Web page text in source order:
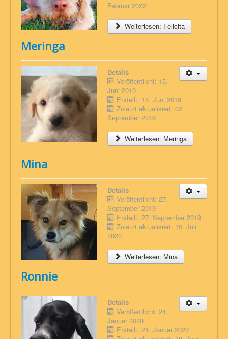
Februar 2022
Weiterlesen: Felicita
Meringa
Details
Veröffentlicht: 15.
Juni 2019
Erstellt: 15. Juni 2019
Zuletzt aktualisiert: 02.
September 2019
Weiterlesen: Meringa
Mina
Details
Veröffentlicht: 27.
September 2019
Erstellt: 27. September 2019
Zuletzt aktualisiert: 15. Juli
2020
Weiterlesen: Mina
Ronnie
Details
Veröffentlicht: 24.
Januar 2020
Erstellt: 24. Januar 2020